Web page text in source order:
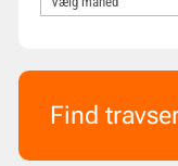
Find